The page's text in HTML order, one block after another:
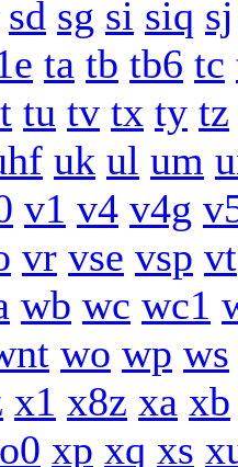
sd sg si siq sj
ta tb tb6 tc
tu tv tx ty tz
uk ul um
v1 v4 v4g
vr vse vsp vt
wb wc wc1
wo wp ws
x1 x8z xa xb
xp xq xs